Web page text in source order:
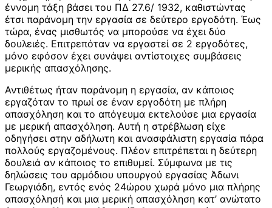
έννομη τάξη βάσει του ΠΔ 27.6/ 1932, καθιστώντας
έτσι παράνομη την εργασία σε δεύτερο εργοδότη. Έως
τώρα, ένας μισθωτός να μπορούσε να έχει δύο
δουλειές. Επιτρεπόταν να εργαστεί σε 2 εργοδότες,
μόνο εφόσον έχει συνάψει αντίστοιχες συμβάσεις
μερικής απασχόλησης.
Αντιθέτως ήταν παράνομη η εργασία, αν κάποιος
εργαζόταν το πρωί σε έναν εργοδότη με πλήρη
απασχόληση και το απόγευμα εκτελούσε μια εργασία
με μερική απασχόληση. Αυτή η στρέβλωση είχε
οδηγήσει στην αδήλωτη και ανασφάλιστη εργασία πάρα
πολλούς εργαζομένους. Πλέον επιτρέπεται η δεύτερη
δουλειά αν κάποιος το επιθυμεί. Σύμφωνα με τις
δηλώσεις του αρμόδιου υπουργού εργασίας Άδωνι
Γεωργιάδη, εντός ενός 24ώρου χωρά μόνο μια πλήρης
απασχόλησή και μια μερική απασχόληση κατ’ ανώτατο